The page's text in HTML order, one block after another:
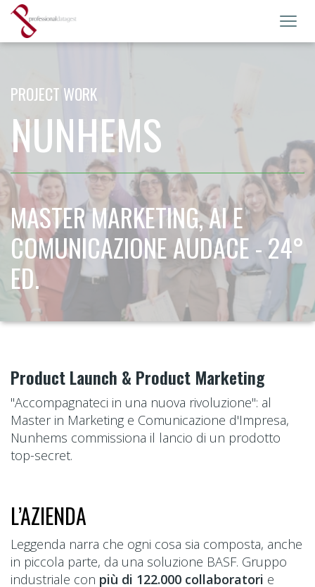
PROJECT WORK
NUNHEMS
MASTER MARKETING, AI E
COMUNICAZIONE AUDACE - 24°
ED.
Product Launch & Product Marketing
"Accompagnateci in una nuova rivoluzione": al
Master in Marketing e Comunicazione d'Impresa,
Nunhems commissiona il lancio di un prodotto
top-secret.
L’AZIENDA
Leggenda narra che ogni cosa sia composta, anche
in piccola parte, da una soluzione BASF. Gruppo
industriale con più di 122.000 collaboratori e